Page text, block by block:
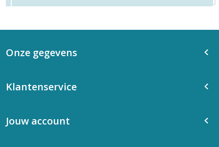
Onze gegevens
Klantenservice
Jouw account